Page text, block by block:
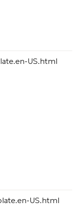
US.html
US.html